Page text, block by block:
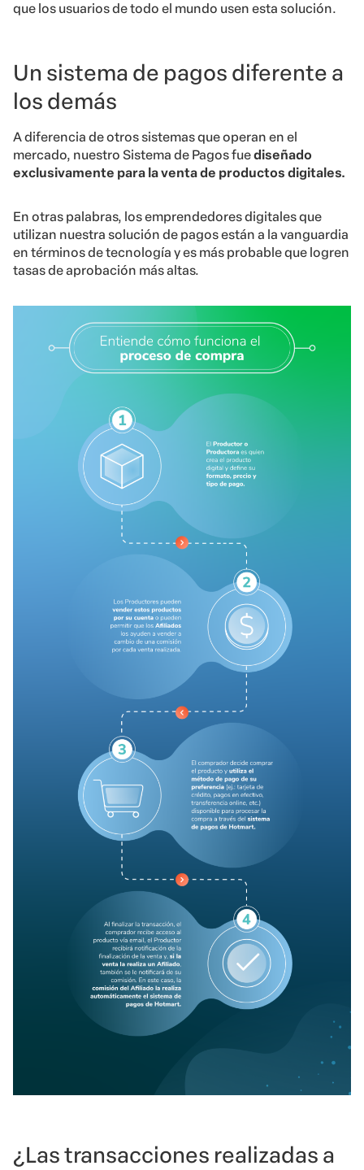
que los usuarios de todo el mundo usen esta solución.
Un sistema de pagos diferente a
los demás
A diferencia de otros sistemas que operan en el
mercado, nuestro Sistema de Pagos fuediseñado
exclusivamente para la venta de productos digitales.
En otras palabras, los emprendedores digitales que
utilizan nuestra solución de pagos están a la vanguardia
en términos de tecnología y es más probable que logren
tasas de aprobación más altas.
¿Las transacciones realizadas a